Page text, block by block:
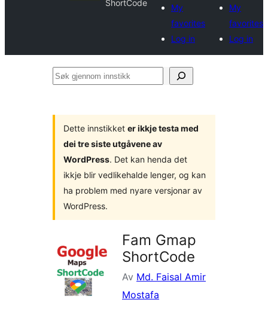
ShortCode
My
favorites
Log in
My
favorites
Log in
Søk
Dette innstikket er ikkje testa med
dei tre siste utgåvene av
WordPress. Det kan henda det
ikkje blir vedlikehalde lenger, og kan
ha problem med nyare versjonar av
WordPress.
Fam Gmap
ShortCode
Av Md. Faisal Amir
Mostafa